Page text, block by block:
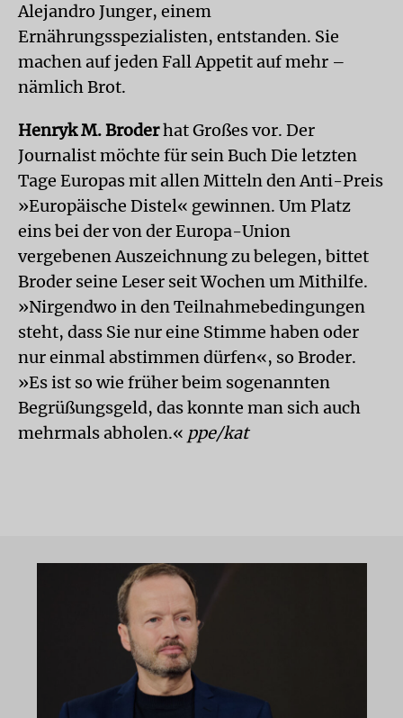
Alejandro Junger, einem
Ernährungsspezialisten, entstanden. Sie
machen auf jeden Fall Appetit auf mehr –
nämlich Brot.
Henryk M. Broderhat Großes vor. Der
Journalist möchte für sein Buch Die letzten
Tage Europas mit allen Mitteln den Anti-Preis
»Europäische Distel« gewinnen. Um Platz
eins bei der von der Europa-Union
vergebenen Auszeichnung zu belegen, bittet
Broder seine Leser seit Wochen um Mithilfe.
»Nirgendwo in den Teilnahmebedingungen
steht, dass Sie nur eine Stimme haben oder
nur einmal abstimmen dürfen«, so Broder.
»Es ist so wie früher beim sogenannten
Begrüßungsgeld, das konnte man sich auch
mehrmals abholen.« ppe/kat